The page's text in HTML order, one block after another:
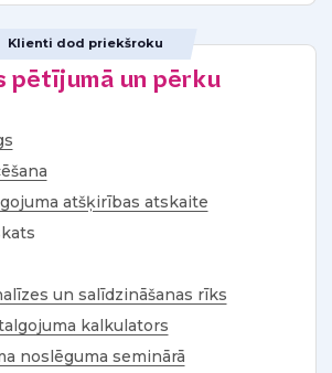
Klienti dod priekšroku
pētījumā un pērku
atšķirības atskaite
un salīdzināšanas rīks
kalkulators
noslēguma seminārā